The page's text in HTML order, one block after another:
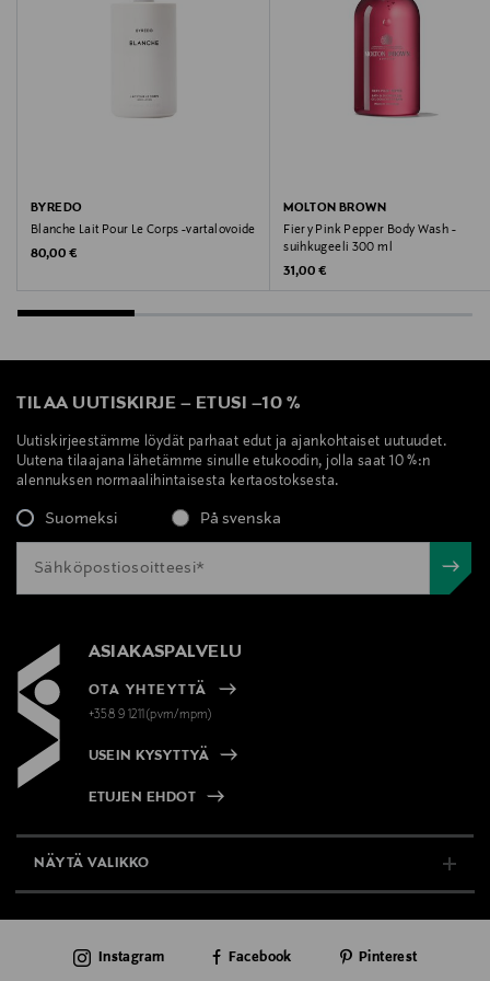
Yhdistynyt kuningaskunta
Valmistaja
Scandinavian Cosmetics, Hyllie Stationstorg 31, 215 32
Digitaalinen osoite
info@scandinaviancosmetics.se
Avainsanat
Molton Brown, käsivoide, ihonhoito
BYREDO
Blanche Lait Pour Le Corps -vartalovoide
Original Price
80,00 €
MOLTON BROWN
Fiery Pink Pepper Body Wash -
suihkugeeli 300 ml
Original Price
31,00 €
TILAA UUTISKIRJE – ETUSI –10 %
Uutiskirjeestämme löydät parhaat edut ja ajankohtaiset uutuudet.
Uutena tilaajana lähetämme sinulle etukoodin, jolla saat 10 %:n
alennuksen normaalihintaisesta kertaostoksesta.
Suomeksi På svenska
ASIAKASPALVELU
OTA YHTEYTTÄ
+358 9 1211(pvm/mpm)
USEIN KYSYTTYÄ
ETUJEN EHDOT
NÄYTÄ VALIKKO
AJANKOHTAISTA
Instagram Facebook Pinterest